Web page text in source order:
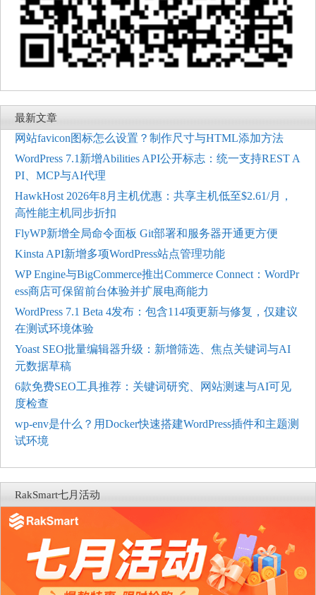
最新文章
网站favicon图标怎么设置？制作尺寸与HTML添加方法
WordPress 7.1新增Abilities API公开标志：统一支持REST A
PI、MCP与AI代理
HawkHost 2026年8月主机优惠：共享主机低至$2.61/月，
高性能主机同步折扣
FlyWP新增全局命令面板 Git部署和服务器开通更方便
Kinsta API新增多项WordPress站点管理功能
WP Engine与BigCommerce推出Commerce Connect：WordPr
ess商店可保留前台体验并扩展电商能力
WordPress 7.1 Beta 4发布：包含114项更新与修复，仅建议
在测试环境体验
Yoast SEO批量编辑器升级：新增筛选、焦点关键词与AI
元数据草稿
6款免费SEO工具推荐：关键词研究、网站测速与AI可见
度检查
wp-env是什么？用Docker快速搭建WordPress插件和主题测
试环境
RakSmart七月活动